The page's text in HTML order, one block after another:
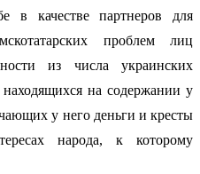
в качестве партнеров для
проблем лиц
из числа украинских
на содержании у
у него деньги и кресты
народа, к которому